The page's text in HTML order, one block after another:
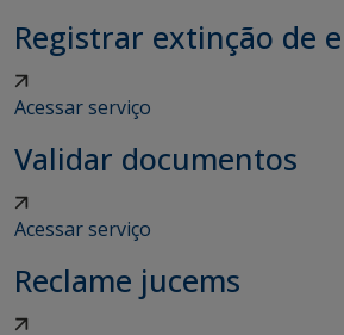
Registrar extinção de
Acessar serviço
Validar documentos
Acessar serviço
Reclame jucems